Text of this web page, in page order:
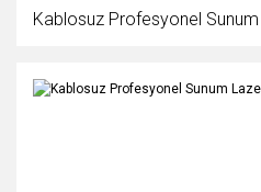
Kablosuz Profesyonel